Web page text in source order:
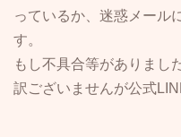
っているか、迷惑メール
す。
もし不具合等がありまし
訳ございませんが公式